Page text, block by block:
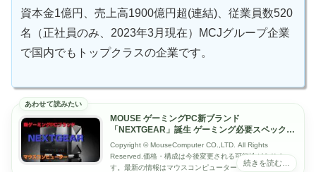
資本金1億円、売上高1900億円超(連結)、従業員数520
名（正社員のみ、2023年3月現在）MCJグループ企業
で国内でもトップクラスの企業です。
MOUSE ゲーミングPC新ブランド
「NEXTGEAR」誕生 ゲーミング必要スペックを
搭載し高いコストパフォーマンスを実現
Copyright © MouseComputer CO.,LTD. All Rights
Reserved.価格・構成は今後変更される可能性がありま
す。最新の情報はマウスコンピューターでご確認くださ...